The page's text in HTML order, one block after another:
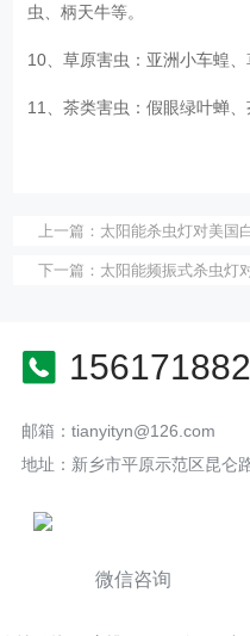
虫、柄天牛等。
10、草原害虫：亚洲小车蝗
11、茶类害虫：假眼绿叶蝉
上一篇： 太阳能杀虫灯对美国
下一篇： 太阳能频振式杀虫灯
邮箱：tianyityn@126.com
地址：新乡市平原示范区昆仑
微信咨询